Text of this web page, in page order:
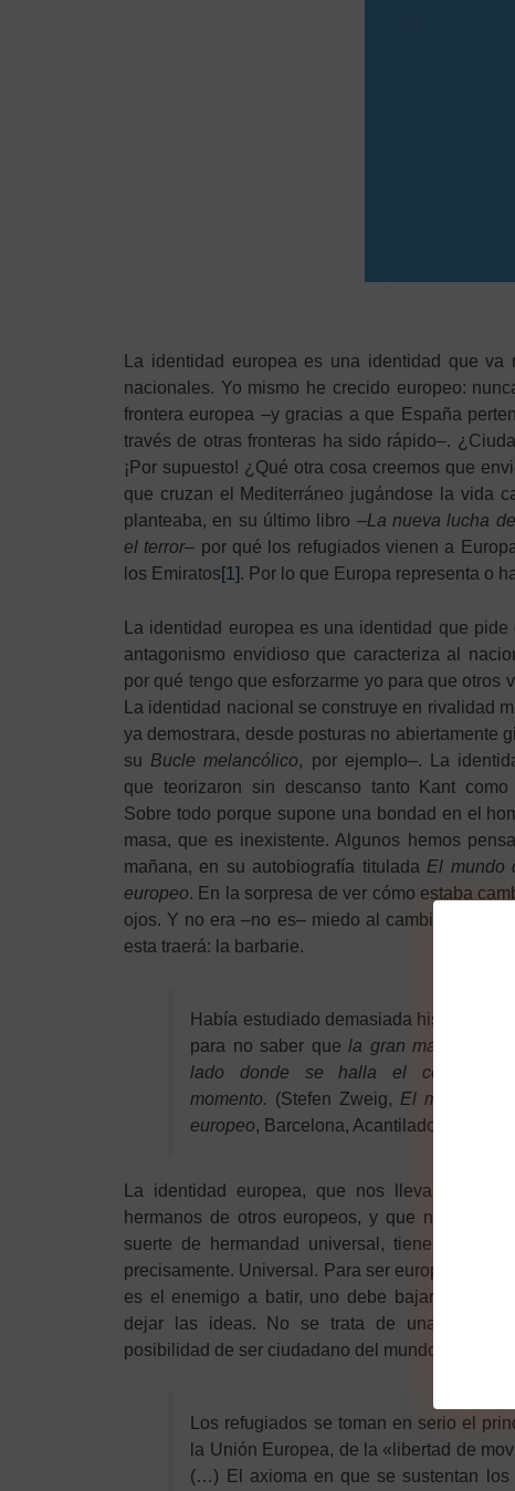
La identidad europea es una identidad que
nacionales. Yo mismo he crecido europeo:
frontera europea –y gracias a que España
través de otras fronteras ha sido rápido–.
¡Por supuesto! ¿Qué otra cosa creemos que
que cruzan el Mediterráneo jugándose la vida
planteaba, en su último libro –La nueva lucha
el terror– por qué los refugiados vienen a
los Emiratos[1]. Por lo que Europa representa o
La identidad europea es una identidad que pide
antagonismo envidioso que caracteriza al
por qué tengo que esforzarme yo para que otros
La identidad nacional se construye en rivalidad
ya demostrara, desde posturas no abiertamente
suBucle melancólico, por ejemplo–. La
que teorizaron sin descanso tanto Kant
Sobre todo porque supone una bondad en el
masa, que es inexistente. Algunos hemos
mañana, en su autobiografía tituladaEl mundo
europeo. En la sorpresa de ver cómo estaba
ojos. Y no era –no es– miedo al cambio. Es
esta traerá: la barbarie.
Había estudiado demasiada historia, y
para no saber quela gran masa
lado donde se halla el centro de
momento. (Stefen Zweig, El mundo de
europeo, Barcelona, Acantilado, 2009, p.
La identidad europea, que nos lleva a
hermanos de otros europeos, y que nos
suerte de hermandad universal, tiene, o
precisamente. Universal. Para ser europeo uno
es el enemigo a batir, uno debe bajar las
dejar las ideas. No se trata de una idea de
posibilidad de ser ciudadano del mundo lo que
Los refugiados se toman en serio el
la Unión Europea, de la «libertad de
(…) El axioma en que se sustentan los